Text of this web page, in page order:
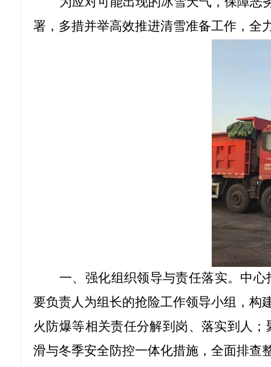
署，多措并举高效推进清雪准备工作，全
一、强化组织领导与责任落实。中
要负责人为组长的抢险工作领导小组，构
火防爆等相关责任分解到岗、落实到人
滑与冬季安全防控一体化措施，全面排查